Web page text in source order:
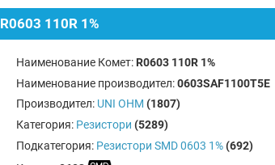
R0603 110R 1%
Наименование Комет: R0603 110R 1%
Наименование производител:0603SAF1100T5E
Производител: UNI OHM (1807)
Категория: Резистори (5289)
Подкатегория: Резистори SMD 0603 1% (692)